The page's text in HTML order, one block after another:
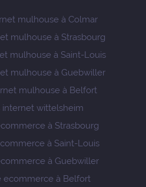
mulhouse à Colmar
mulhouse à Strasbourg
mulhouse à Saint-Louis
mulhouse à Guebwiller
mulhouse à Belfort
internet wittelsheim
à Strasbourg
à Saint-Louis
à Guebwiller
ecommerce à Belfort